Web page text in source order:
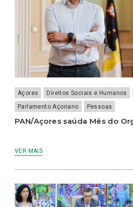
Açores Direitos Sociais e Humanos
Parlamento Açoriano
Pessoas
PAN/Açores saúda Mês do
VER MAIS